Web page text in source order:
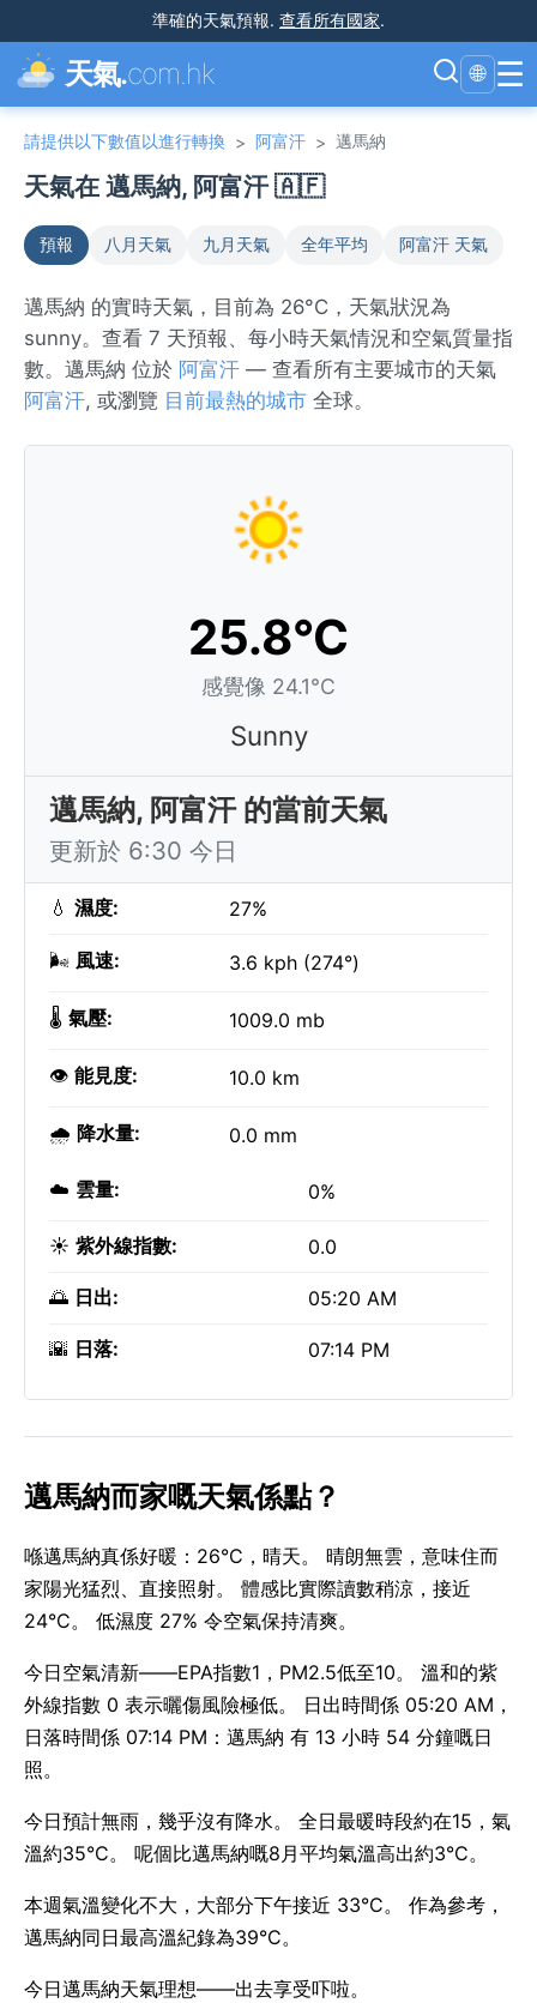
準確的天氣預報. 查看所有國家.
天氣.com.hk 🌐 ☰
請提供以下數值以進行轉換 > 阿富汗 > 邁馬納
天氣在 邁馬納, 阿富汗 🇦🇫
預報 八月天氣 九月天氣 全年平均 阿富汗 天氣
邁馬納 的實時天氣，目前為 26°C，天氣狀況為
sunny。查看 7 天預報、每小時天氣情況和空氣質量指
數。邁馬納 位於 阿富汗 — 查看所有主要城市的天氣
阿富汗, 或瀏覽 目前最熱的城市 全球。
25.8°C
感覺像 24.1°C
Sunny
邁馬納, 阿富汗 的當前天氣
更新於 6:30 今日
💧 濕度: 27%
🌬️ 風速: 3.6 kph (274°)
🌡️ 氣壓: 1009.0 mb
👁️ 能見度: 10.0 km
🌧️ 降水量: 0.0 mm
☁️ 雲量: 0%
☀️ 紫外線指數: 0.0
🌅 日出: 05:20 AM
🌇 日落: 07:14 PM
邁馬納而家嘅天氣係點？
喺邁馬納真係好暖：26°C，晴天。 晴朗無雲，意味住而
家陽光猛烈、直接照射。 體感比實際讀數稍涼，接近
24°C。 低濕度 27% 令空氣保持清爽。
今日空氣清新——EPA指數1，PM2.5低至10。 溫和的紫
外線指數 0 表示曬傷風險極低。 日出時間係 05:20 AM，
日落時間係 07:14 PM：邁馬納 有 13 小時 54 分鐘嘅日
照。
今日預計無雨，幾乎沒有降水。 全日最暖時段約在15，氣
溫約35°C。 呢個比邁馬納嘅8月平均氣溫高出約3°C。
本週氣溫變化不大，大部分下午接近 33°C。 作為參考，
邁馬納同日最高溫紀錄為39°C。
今日邁馬納天氣理想——出去享受吓啦。